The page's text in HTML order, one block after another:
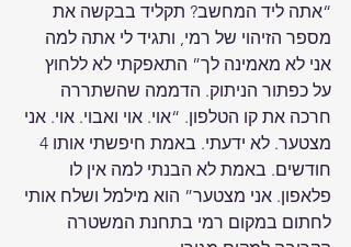
“אתה ליד המחשב? תקליד בבקשה את
מספר הזיהוי של רמי, ותגיד לי אתה למה
אני לא מאמינה לך” התאפקתי לא ללחוץ
על כפתור הניתוק. הדממה שהשתררה
חרכה את קו הטלפון. “אוי. אוי ואבוי. אוי. אני
חודשים. באמת לא הבנתי למה אין לו
פלאפון. אני מצטער” הוא מילמל ושלח אותי
לחתום במקום רמי בתחנת המשטרה